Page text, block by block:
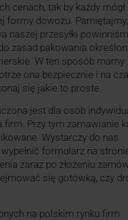
cenach, tak by każdy mógł
formy dowozu.
naszej przesyłki
zasad pakowania
W ten sposób mamy
ona bezpiecznie i na
się jakie to proste.
jest dla osób
firm. Przy tym zamawianie
Wystarczy do nas
formularz na
zaraz po złożeniu
się gotówką, czy
na polskim rynku firm